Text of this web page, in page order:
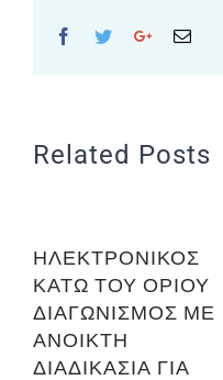
Facebook
TwitterGoogle+Email
Related Posts
ΗΛΕΚΤΡΟΝΙΚΟΣ
ΚΑΤΩ ΤΟΥ ΟΡΙΟΥ
ΔΙΑΓΩΝΙΣΜΟΣ ΜΕ
ΑΝΟΙΚΤΗ
ΔΙΑΔΙΚΑΣΙΑ ΓΙΑ